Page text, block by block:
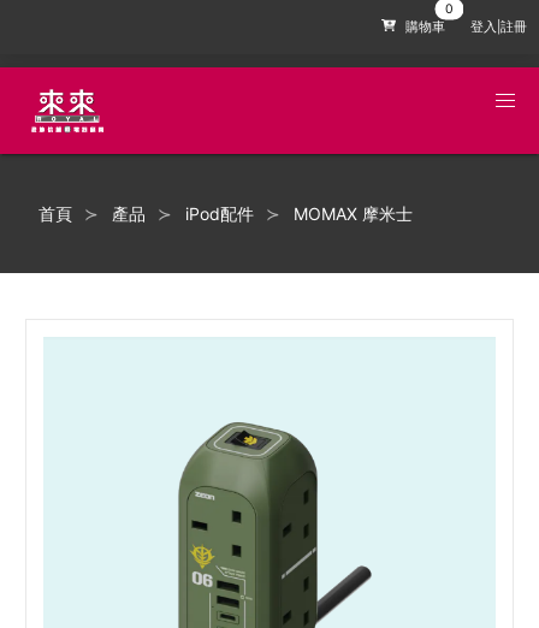
購物車 登入|註冊
首頁 產品 iPod配件 MOMAX 摩米士